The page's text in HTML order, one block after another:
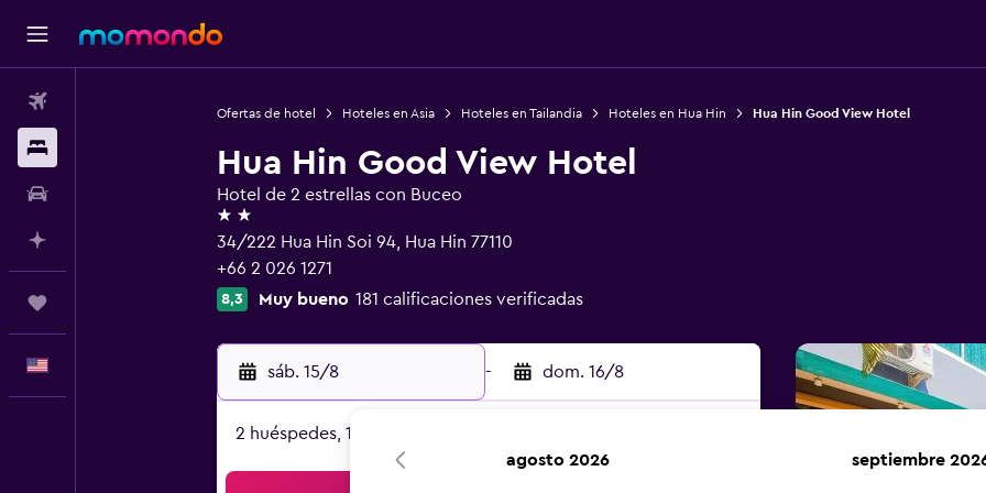
Ofertas de hotel Hoteles en Asia Hoteles en Tailandia Hoteles en Hua Hin Hua Hin Good View Hotel
Hua Hin Good View Hotel
Hotel de 2 estrellas con Buceo
2 estrellas
34/222 Hua Hin Soi 94, Hua Hin 77110
+66 2 026 1271
8,3 Muy bueno 181 calificaciones verificadas
sáb. 15/8 - dom. 16/8
2 huéspedes, 1 habitación
agosto 2026 septiembre